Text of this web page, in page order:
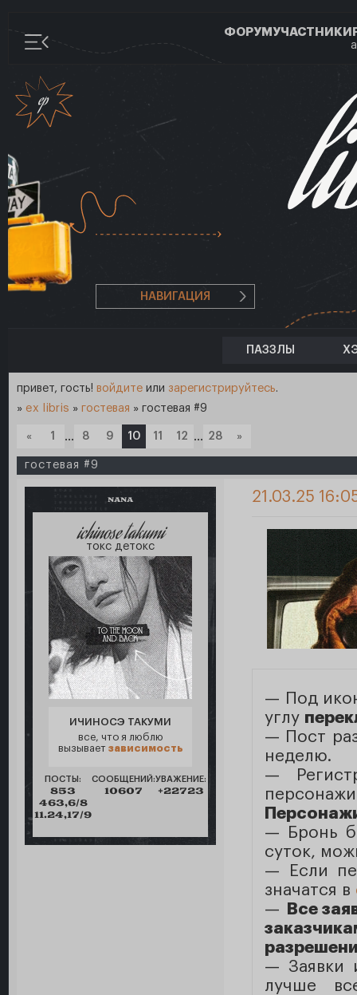
ФОРУМУЧАСТНИКИ
НАВИГАЦИЯ
ПАЗЗЛЫ
привет, гость! войдите или зарегистрируйтесь.
» ex libris » гостевая » гостевая #9
« 1 … 8 9 10 11 12 … 28 »
гостевая #9
NANA
ichinose takumi
токс детокс
ИЧИНОСЭ ТАКУМИ
все, что я люблю
вызывает зависимость
ПОСТЫ:
853
463,6/8
11.24,17/9
СООБЩЕНИЙ:
10607
УВАЖЕНИЕ:
+22723
21.03.25
— Под
углу
— Пост
неделю.
—
— Бронь
суток,
— Eсли
значатся в
—
Все
— Заявки
лучше